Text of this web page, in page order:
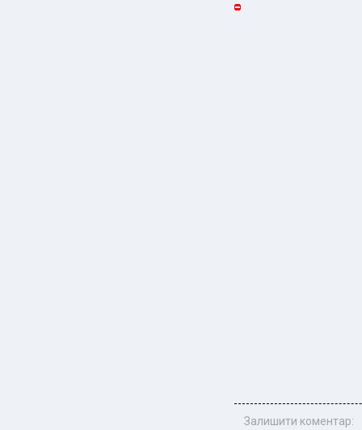
Залишити коментар: